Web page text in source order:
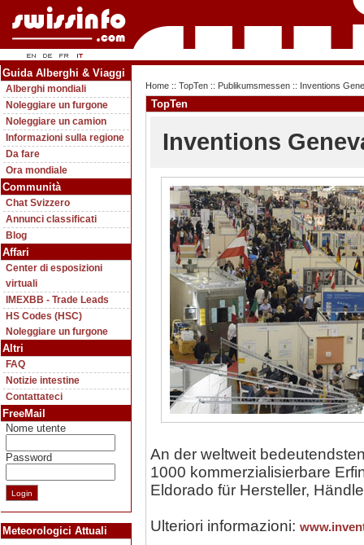
Guida Alberghi & Viaggi
Alberghi mondiali
Noleggiare un furgone
Noleggiare un camion
Informazioni sulla regione
Da fare
Ora mondiale
Communità
Chat Svizzero
Annunci classificati
Blog
Affari
Center di esposizioni
virtuali
IMEXBB - Trade Leads
HS Codes (HSC)
Noleggiare un furgone
Altri
FAQ
Notizie intestine
Contattateci
FreeMail
Nome utente
Password
Meteorologici Attuali
Home :: TopTen :: Publikumsmessen :: Inventions
TopTen
Inventions
An der weltweit
1000 kommerzialisierbare
Eldorado für Hersteller,
Ulteriori informazioni: